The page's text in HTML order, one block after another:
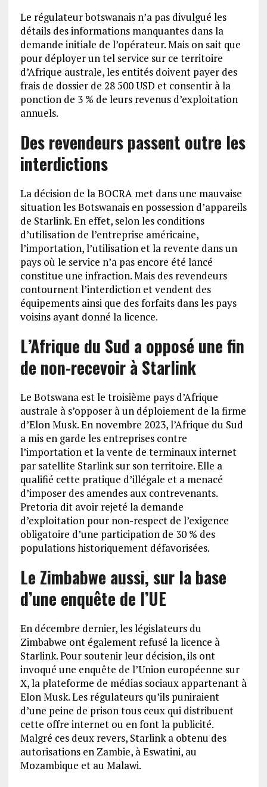
Le régulateur botswanais n’a pas divulgué les
détails des informations manquantes dans la
demande initiale de l’opérateur. Mais on sait que
pour déployer un tel service sur ce territoire
d’Afrique australe, les entités doivent payer des
frais de dossier de 28 500 USD et consentir à la
ponction de 3 % de leurs revenus d’exploitation
annuels.
Des revendeurs passent outre les
interdictions
La décision de la BOCRA met dans une mauvaise
situation les Botswanais en possession d’appareils
de Starlink. En effet, selon les conditions
d’utilisation de l’entreprise américaine,
l’importation, l’utilisation et la revente dans un
pays où le service n’a pas encore été lancé
constitue une infraction. Mais des revendeurs
contournent l’interdiction et vendent des
équipements ainsi que des forfaits dans les pays
voisins ayant donné la licence.
L’Afrique du Sud a opposé une fin
de non-recevoir à Starlink
Le Botswana est le troisième pays d’Afrique
australe à s’opposer à un déploiement de la firme
d’Elon Musk. En novembre 2023, l’Afrique du Sud
a mis en garde les entreprises contre
l’importation et la vente de terminaux internet
par satellite Starlink sur son territoire. Elle a
qualifié cette pratique d’illégale et a menacé
d’imposer des amendes aux contrevenants.
Pretoria dit avoir rejeté la demande
d’exploitation pour non-respect de l’exigence
obligatoire d’une participation de 30 % des
populations historiquement défavorisées.
Le Zimbabwe aussi, sur la base
d’une enquête de l’UE
En décembre dernier, les législateurs du
Zimbabwe ont également refusé la licence à
Starlink. Pour soutenir leur décision, ils ont
invoqué une enquête de l’Union européenne sur
X, la plateforme de médias sociaux appartenant à
Elon Musk. Les régulateurs qu’ils puniraient
d’une peine de prison tous ceux qui distribuent
cette offre internet ou en font la publicité.
Malgré ces deux revers, Starlink a obtenu des
autorisations en Zambie, à Eswatini, au
Mozambique et au Malawi.